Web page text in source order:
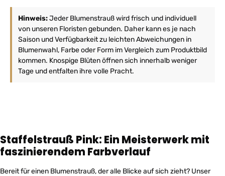
Hinweis:Jeder Blumenstrauß wird frisch und individuell
von unseren Floristen gebunden. Daher kann es je nach
Saison und Verfügbarkeit zu leichten Abweichungen in
Blumenwahl, Farbe oder Form im Vergleich zum Produktbild
kommen. Knospige Blüten öffnen sich innerhalb weniger
Tage und entfalten ihre volle Pracht.
Staffelstrauß Pink: Ein Meisterwerk mit
faszinierendem Farbverlauf
Bereit für einen Blumenstrauß, der alle Blicke auf sich zieht? Unser